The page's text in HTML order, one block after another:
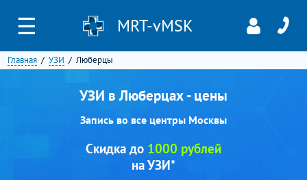
☰ MRT-vMSK
Главная УЗИ Люберцы
УЗИ в Люберцах - цены
Запись во все центры Москвы
Скидка до 1000 рублей
на УЗИ*